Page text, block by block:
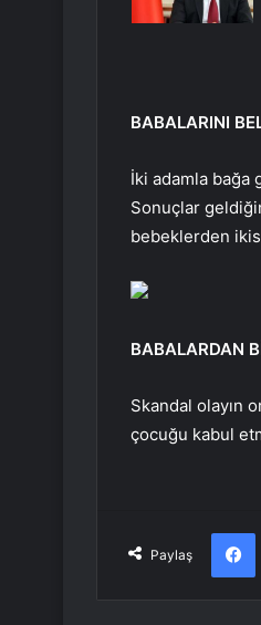
BABALARINI
İki adamla bağa
Sonuçlar
bebeklerden
BABALARDAN
Skandal olayın
çocuğu kabul
Paylaş